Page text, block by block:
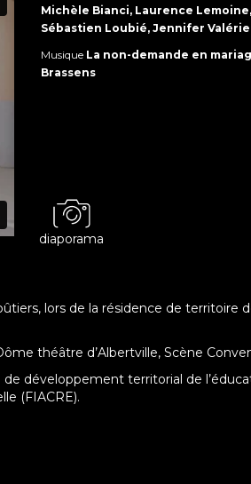
diaporama
Michèle Bianci, Laurence
Sébastien Loubié, Jennifer Valérie
Musique La non-demande en
Brassens
lors de la résidence de territoire
théâtre d’Albertville, Scène
développement territorial de
(FIACRE).